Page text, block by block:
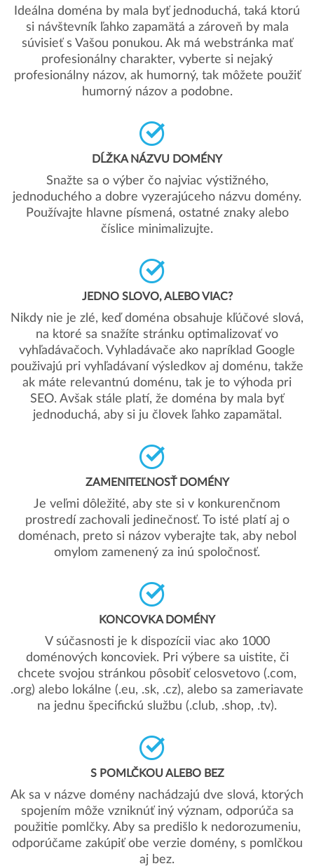
Ideálna doména by mala byť jednoduchá, taká ktorú
si návštevník ľahko zapamätá a zároveň by mala
súvisieť s Vašou ponukou. Ak má webstránka mať
profesionálny charakter, vyberte si nejaký
profesionálny názov, ak humorný, tak môžete použiť
humorný názov a podobne.
DĹŽKA NÁZVU DOMÉNY
Snažte sa o výber čo najviac výstižného,
jednoduchého a dobre vyzerajúceho názvu domény.
Používajte hlavne písmená, ostatné znaky alebo
číslice minimalizujte.
JEDNO SLOVO, ALEBO VIAC?
Nikdy nie je zlé, keď doména obsahuje kľúčové slová,
na ktoré sa snažíte stránku optimalizovať vo
vyhľadávačoch. Vyhladávače ako napríklad Google
použivajú pri vyhľadávaní výsledkov aj doménu, takže
ak máte relevantnú doménu, tak je to výhoda pri
SEO. Avšak stále platí, že doména by mala byť
jednoduchá, aby si ju človek ľahko zapamätal.
ZAMENITEĽNOSŤ DOMÉNY
Je veľmi dôležité, aby ste si v konkurenčnom
prostredí zachovali jedinečnosť. To isté platí aj o
doménach, preto si názov vyberajte tak, aby nebol
omylom zamenený za inú spoločnosť.
KONCOVKA DOMÉNY
V súčasnosti je k dispozícii viac ako 1000
doménových koncoviek. Pri výbere sa uistite, či
chcete svojou stránkou pôsobiť celosvetovo (.com,
.org) alebo lokálne (.eu, .sk, .cz), alebo sa zameriavate
na jednu špecifickú službu (.club, .shop, .tv).
S POMLČKOU ALEBO BEZ
Ak sa v názve domény nachádzajú dve slová, ktorých
spojením môže vzniknúť iný význam, odporúča sa
použitie pomlčky. Aby sa predišlo k nedorozumeniu,
odporúčame zakúpiť obe verzie domény, s pomlčkou
aj bez.